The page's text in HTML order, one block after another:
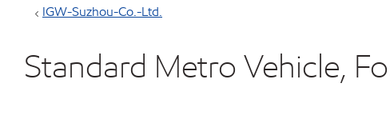
IGW-Suzhou-Co.-Ltd.
Standard Metro Vehicle,